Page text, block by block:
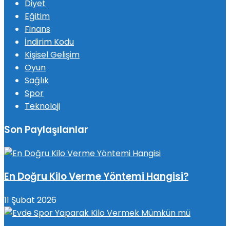
Diyet
Eğitim
Finans
İndirim Kodu
Kişisel Gelişim
Oyun
Sağlık
Spor
Teknoloji
Son Paylaşılanlar
En Doğru Kilo Verme Yöntemi Hangisi?
11 Şubat 2026